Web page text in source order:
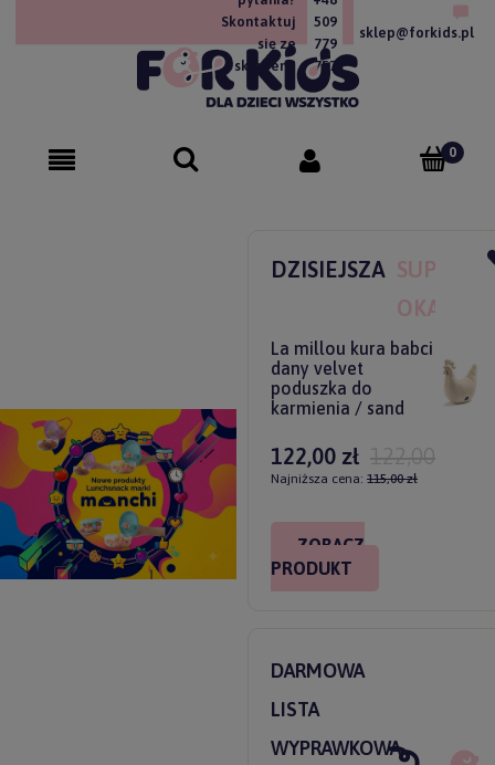
Skontaktuj
się ze
sklepem!
509
779
757
sklep@forkids.pl
DZISIEJSZA SUPER
OKAZJA
La millou kura babci
dany velvet
poduszka do
karmienia / sand
122,00 zł 122,00 zł
Najniższa cena: 115,00 zł
ZOBACZ
PRODUKT
DARMOWA
LISTA
WYPRAWKOWA